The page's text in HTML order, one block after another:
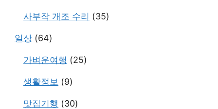
사부작 개조 수리 (35)
일상 (64)
가벼운여행 (25)
생활정보 (9)
맛집기행 (30)